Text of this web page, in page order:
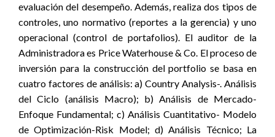
evaluación del desempeño. Además, realiza dos tipos de
controles, uno normativo (reportes a la gerencia) y uno
operacional (control de portafolios). El auditor de la
Administradora es Price Waterhouse & Co. El proceso de
inversión para la construcción del portfolio se basa en
cuatro factores de análisis: a) Country Analysis-. Análisis
del Ciclo (análisis Macro); b) Análisis de Mercado-
Enfoque Fundamental; c) Análisis Cuantitativo- Modelo
de Optimización-Risk Model; d) Análisis Técnico; La